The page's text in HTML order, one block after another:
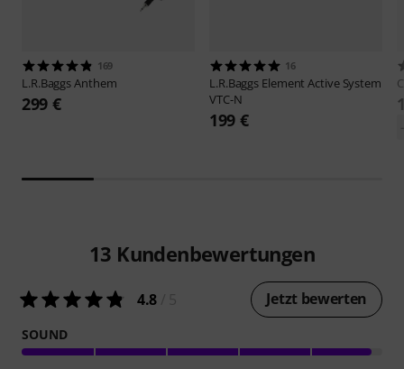
169
L.R.BaggsAnthem
299 €
16
L.R.Baggs Element Active System
VTC-N
199 €
13 Kundenbewertungen
4.8 Jetzt bewerten
SOUND